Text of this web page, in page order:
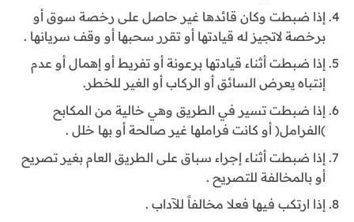
إذا ضبطت وكان قائدها غير حاصل على رخصة سوق أو
برخصة لاتجيز له قيادتها أو تقرر سحبها أو وقف سريانها .
إذا ضبطت أثناء قيادتها برعونة أو تفريط أو إهمال أو عدم
إنتباه يعرض السائق أو الركاب أو الغير للخطر.
إذا ضبطت تسير في الطريق وهي خالية من المكابح
)الفرامل( أو كانت فراملها غير صالحة أو بها خلل .
إذا ضبطت أثناء إجراء سباق على الطريق العام بغير تصريح
أو بالمخالفة للتصريح .
إذا ارتكب فيها فعلا مخالفاً للآداب .